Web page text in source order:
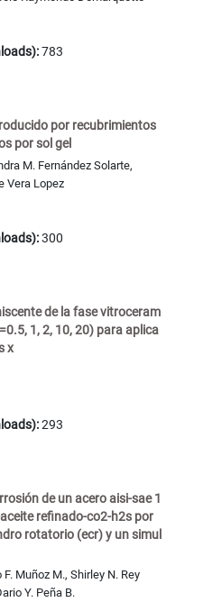
783
por recubrimientos
por sol gel
M. Fernández Solarte,
Vera Lopez
300
de la fase vitroceram
1, 2, 10, 20) para aplica
x
293
de un acero aisi-sae 1
refinado-co2-h2s por
rotatorio (ecr) y un simul
Muñoz M., Shirley N. Rey
Y. Peña B.